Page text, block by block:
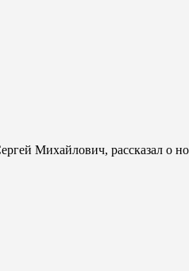
Михайлович, рассказал о